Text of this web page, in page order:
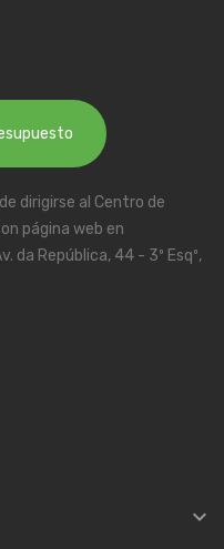
dirigirse al Centro de
página web en
da República, 44 - 3º Esqº,
